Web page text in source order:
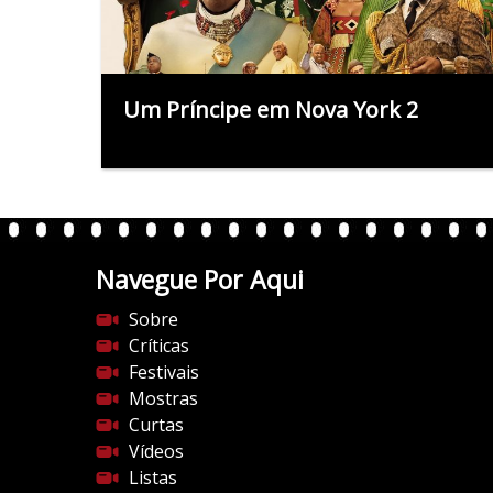
Um Príncipe em Nova York 2
Navegue Por Aqui
Sobre
Críticas
Festivais
Mostras
Curtas
Vídeos
Listas